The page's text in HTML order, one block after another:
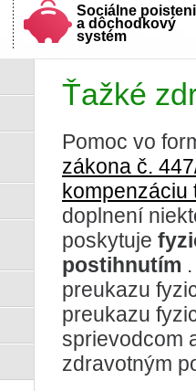
Sociálne
a dôchodkový
systém
Ťažké
Pomoc vo
zákona č.
doplnení
poskytuje
postihnutím
preukazu
preukazu
sprievodcom
zdravotným